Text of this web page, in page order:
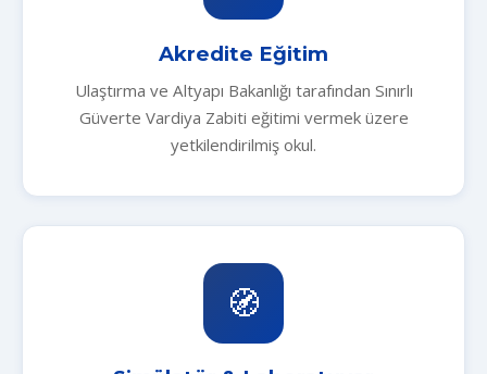
Akredite Eğitim
Ulaştırma ve Altyapı Bakanlığı tarafından Sınırlı
Güverte Vardiya Zabiti eğitimi vermek üzere
yetkilendirilmiş okul.
🧭